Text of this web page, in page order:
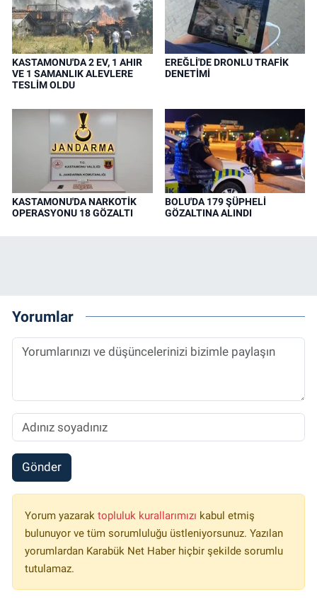
KASTAMONU'DA 2 EV, 1 AHIR
VE 1 SAMANLIK ALEVLERE
TESLİM OLDU
EREĞLİ'DE DRONLU TRAFİK
DENETİMİ
KASTAMONU'DA NARKOTİK
OPERASYONU 18 GÖZALTI
BOLU'DA 179 ŞÜPHELİ
GÖZALTINA ALINDI
Yorumlar
Gönder
Yorum yazarak topluluk kurallarımızı kabul etmiş
bulunuyor ve tüm sorumluluğu üstleniyorsunuz. Yazılan
yorumlardan Karabük Net Haber hiçbir şekilde sorumlu
tutulamaz.